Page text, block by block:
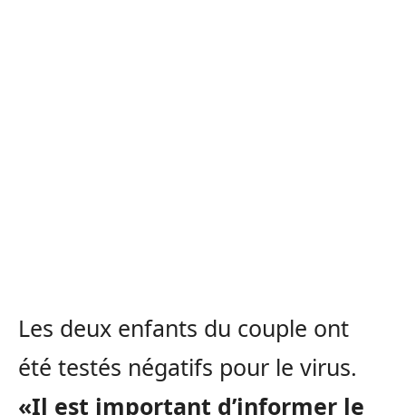
Les deux enfants du couple ont
été testés négatifs pour le virus.
«Il est important d’informer le